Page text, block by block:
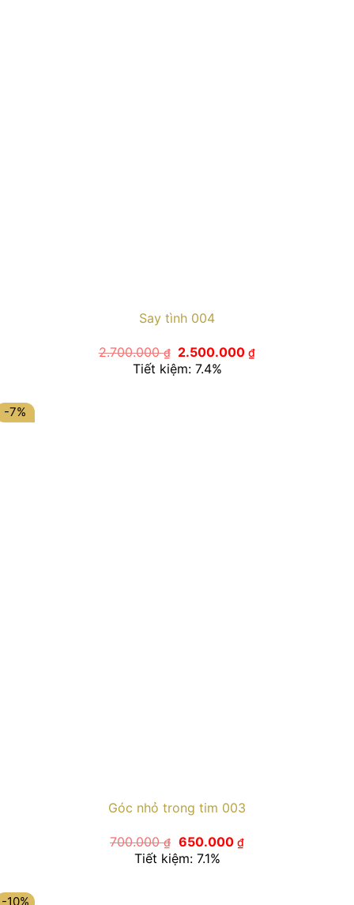
Say tình 004
2.700.000₫
Giá
gốc
là:
2.500.000₫Giá
Tiết kiệm: 7.4%
-7%
Góc nhỏ trong tim 003
700.000₫ Giá
gốc
là:
650.000 ₫Giá
hiện
Tiết kiệm: 7.1%
-10%